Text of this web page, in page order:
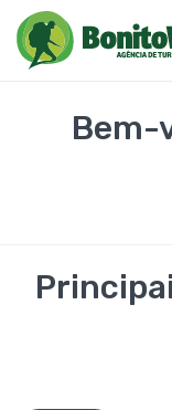
Bem-